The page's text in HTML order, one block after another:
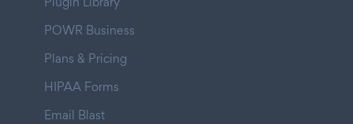
POWR Business
Plans & Pricing
HIPAA Forms
Email Blast